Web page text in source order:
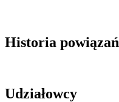
Historia powiązań
Udziałowcy